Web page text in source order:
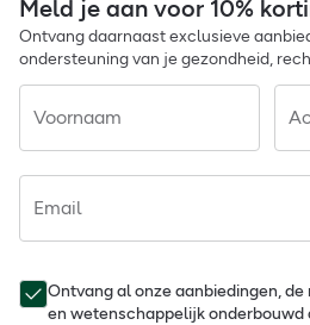
Meld je aan voor 10%
Ontvang daarnaast exclusieve
ondersteuning van je gezondheid,
Voornaam
Email
Ontvang al onze aanbiedingen,
en wetenschappelijk onderbouwd